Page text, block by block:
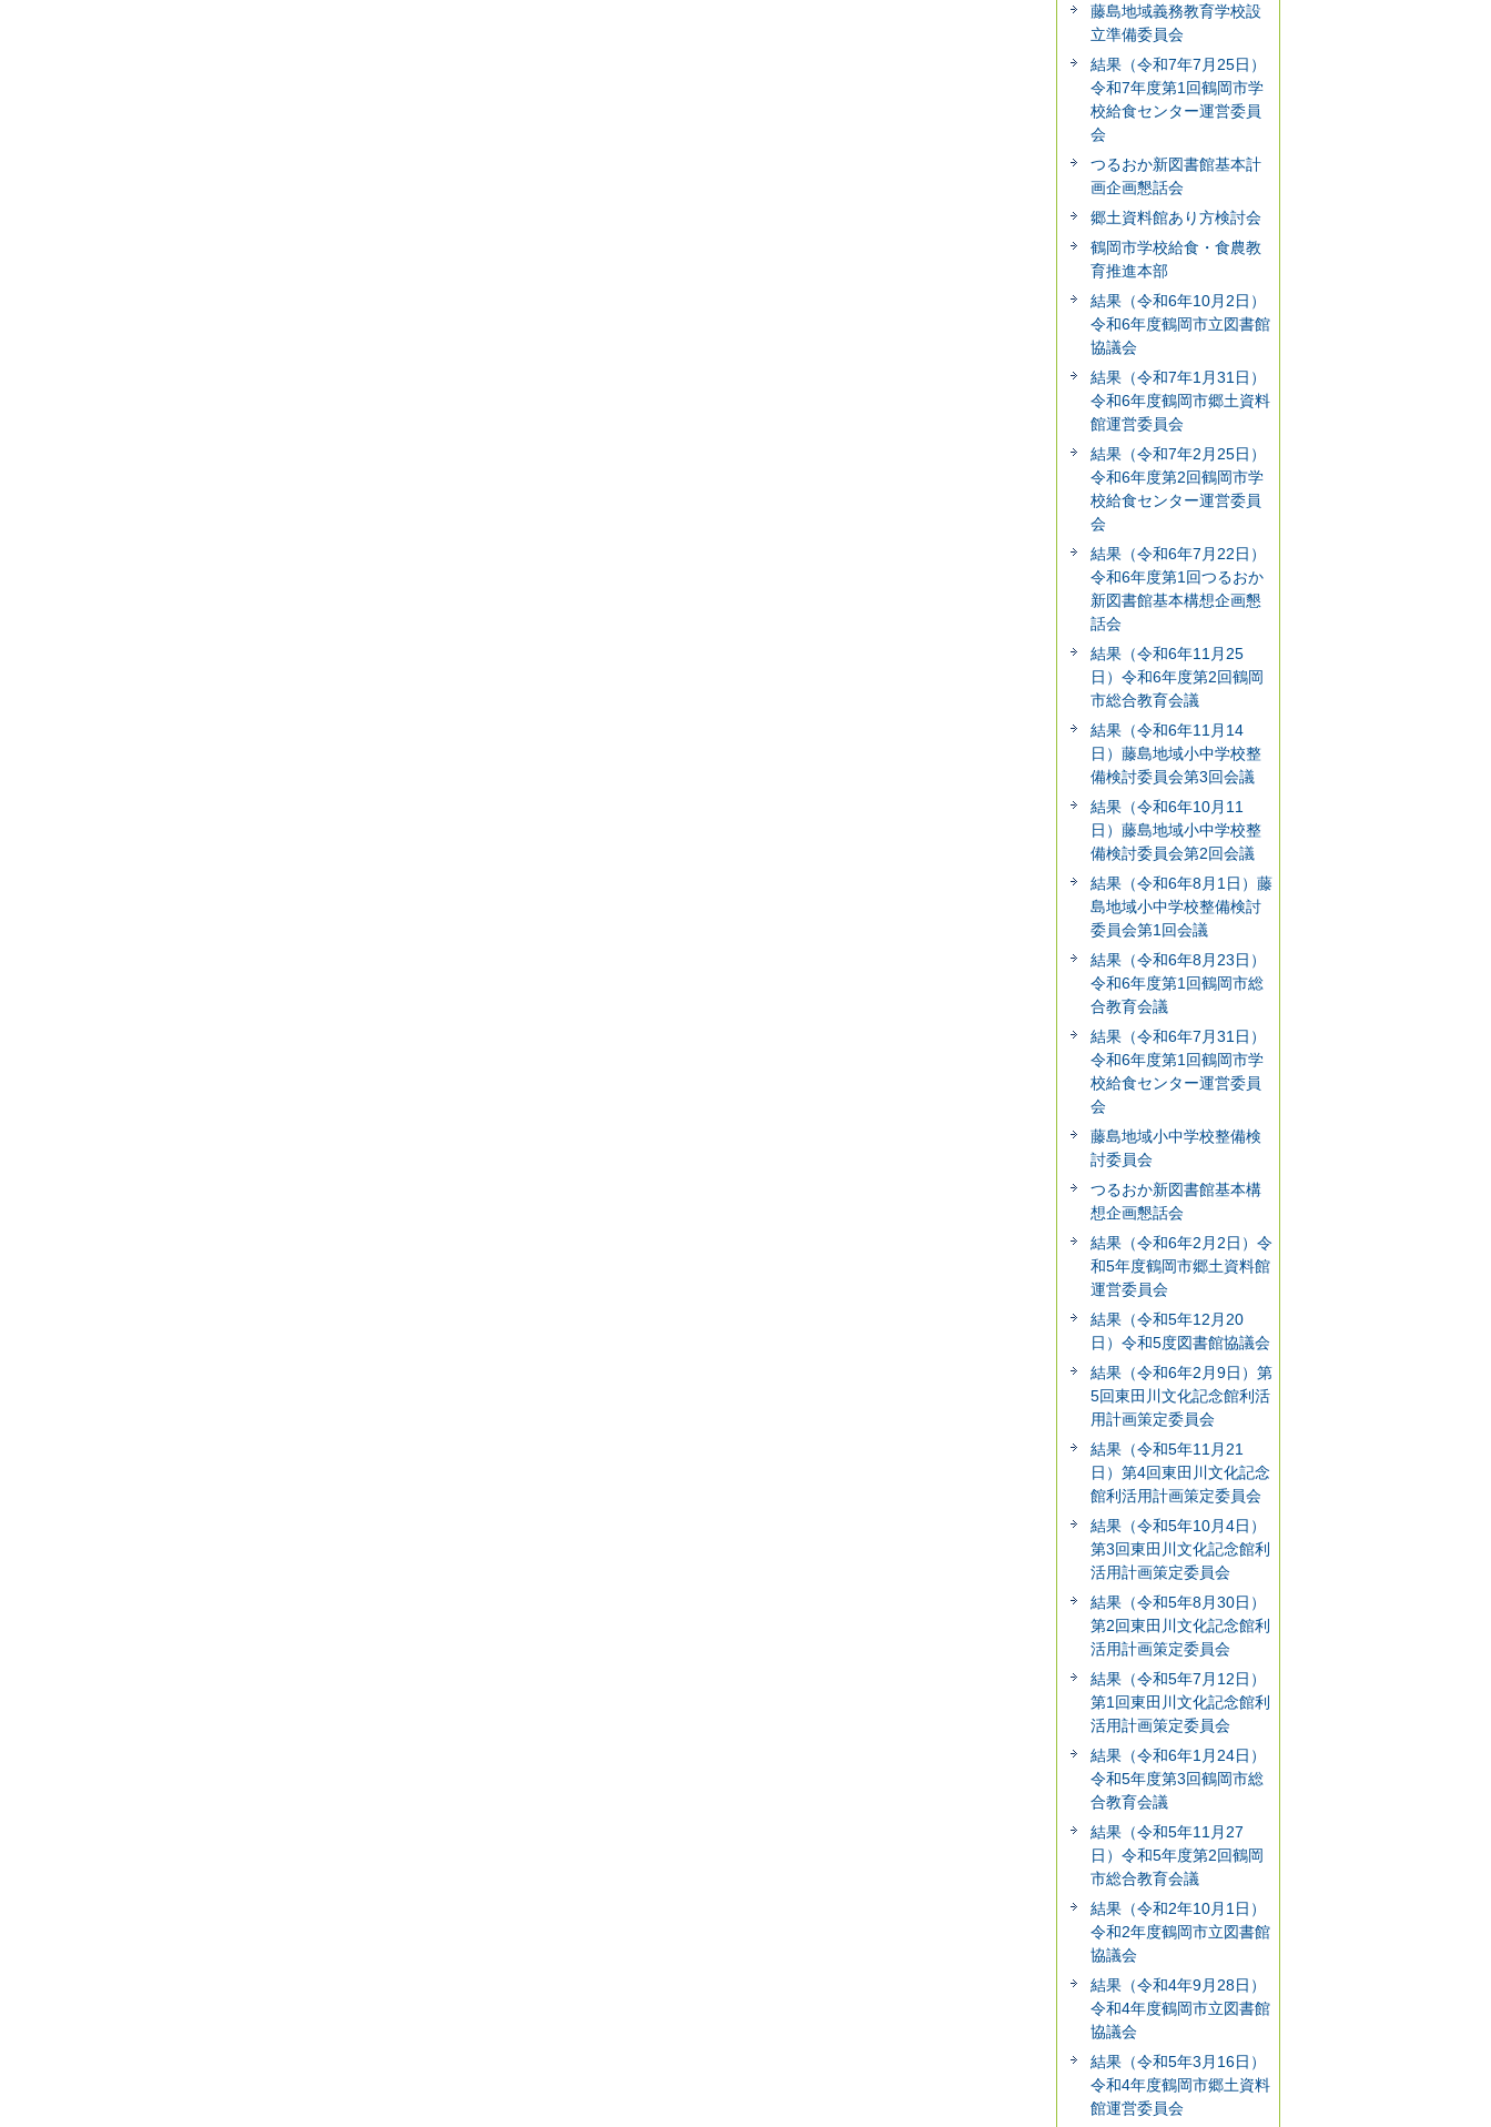
藤島地域義務教育学校設
立準備委員会
結果（令和7年7月25日）
令和7年度第1回鶴岡市学
校給食センター運営委員
会
つるおか新図書館基本計
画企画懇話会
郷土資料館あり方検討会
鶴岡市学校給食・食農教
育推進本部
結果（令和6年10月2日）
令和6年度鶴岡市立図書館
協議会
結果（令和7年1月31日）
令和6年度鶴岡市郷土資料
館運営委員会
結果（令和7年2月25日）
令和6年度第2回鶴岡市学
校給食センター運営委員
会
結果（令和6年7月22日）
令和6年度第1回つるおか
新図書館基本構想企画懇
話会
結果（令和6年11月25
日）令和6年度第2回鶴岡
市総合教育会議
結果（令和6年11月14
日）藤島地域小中学校整
備検討委員会第3回会議
結果（令和6年10月11
日）藤島地域小中学校整
備検討委員会第2回会議
結果（令和6年8月1日）藤
島地域小中学校整備検討
委員会第1回会議
結果（令和6年8月23日）
令和6年度第1回鶴岡市総
合教育会議
結果（令和6年7月31日）
令和6年度第1回鶴岡市学
校給食センター運営委員
会
藤島地域小中学校整備検
討委員会
つるおか新図書館基本構
想企画懇話会
結果（令和6年2月2日）令
和5年度鶴岡市郷土資料館
運営委員会
結果（令和5年12月20
日）令和5度図書館協議会
結果（令和6年2月9日）第
5回東田川文化記念館利活
用計画策定委員会
結果（令和5年11月21
日）第4回東田川文化記念
館利活用計画策定委員会
結果（令和5年10月4日）
第3回東田川文化記念館利
活用計画策定委員会
結果（令和5年8月30日）
第2回東田川文化記念館利
活用計画策定委員会
結果（令和5年7月12日）
第1回東田川文化記念館利
活用計画策定委員会
結果（令和6年1月24日）
令和5年度第3回鶴岡市総
合教育会議
結果（令和5年11月27
日）令和5年度第2回鶴岡
市総合教育会議
結果（令和2年10月1日）
令和2年度鶴岡市立図書館
協議会
結果（令和4年9月28日）
令和4年度鶴岡市立図書館
協議会
結果（令和5年3月16日）
令和4年度鶴岡市郷土資料
館運営委員会